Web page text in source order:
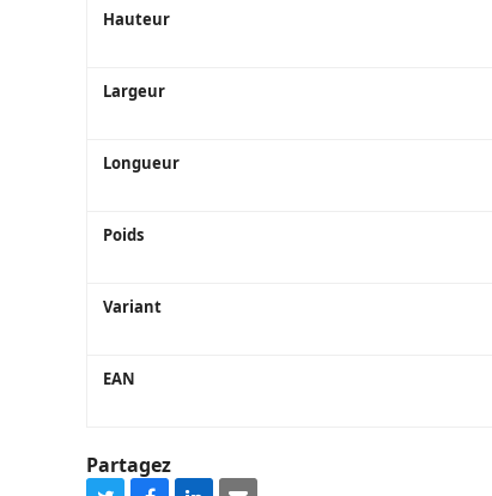
Hauteur
Largeur
Longueur
Poids
Variant
EAN
Partagez